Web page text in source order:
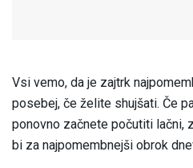
Vsi vemo, da je zajtrk
posebej, če želite shujšati. Če
ponovno začnete počutiti lačni,
bi za najpomembnejši obrok